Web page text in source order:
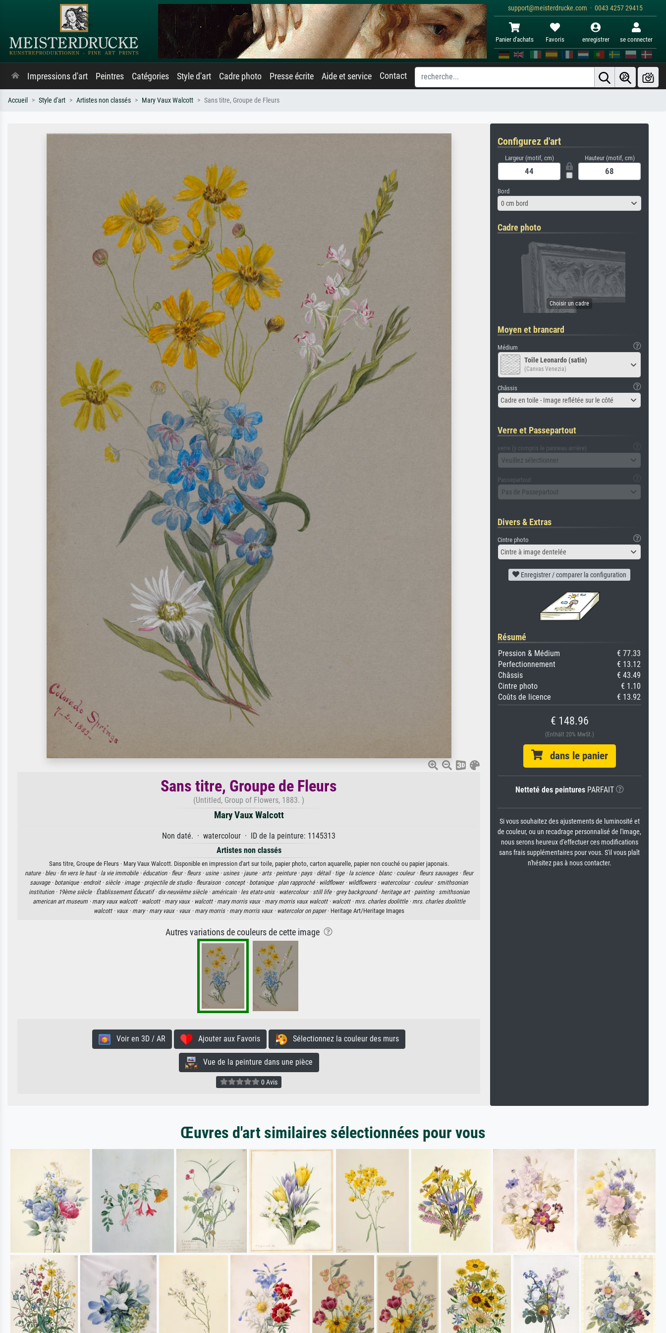
support@meisterdrucke.com · 0043 4257 29415
Panier d'achats Favoris enregistrer se connecter
Impressions d'art Peintres Catégories Style d'art Cadre photo Presse écrite Aide et service Contact
Accueil Style d'art Artistes non classés Mary Vaux Walcott Sans titre, Groupe de Fleurs
Sans titre, Groupe de Fleurs
(Untitled, Group of Flowers, 1883. )
Mary Vaux Walcott
Non daté. · watercolour · ID de la peinture: 1145313
Artistes non classés
Sans titre, Groupe de Fleurs · Mary Vaux Walcott. Disponible en impression d'art sur toile, papier photo, carton aquarelle, papier non couché ou papier japonais.
nature · bleu · fin vers le haut · la vie immobile · éducation · fleur · fleurs · usine · usines · jaune · arts · peinture · pays · détail · tige · la science · blanc · couleur · fleurs sauvages · fleur
sauvage · botanique · endroit · siècle · image · projectile de studio · fleuraison · concept · botanique · plan rapproché · wildflower · wildflowers · watercolour · couleur · smithsonian
institution · 19ème siècle · Établissement Éducatif · dix-neuvième siècle · américain · les etats-unis · watercolour · still life · grey background · heritage art · painting · smithsonian
american art museum · mary vaux walcott · walcott · mary vaux · walcott · mary morris vaux · mary morris vaux walcott · walcott · mrs. charles doolittle · mrs. charles doolittle
walcott · vaux · mary · mary vaux · vaux · mary morris · mary morris vaux · watercolor on paper· Heritage Art/Heritage Images
Autres variations de couleurs de cette image
Voir en 3D / AR Ajouter aux Favoris Sélectionnez la couleur des murs
Vue de la peinture dans une pièce
0 Avis
Configurez d'art
Largeur (motif, cm) Hauteur (motif, cm)
Bord
0 cm bord
Cadre photo
Moyen et brancard
Médium
Toile Leonardo (satin)
(Canvas Venezia)
Châssis
Cadre en toile - Image reflétée sur le côté
Verre et Passepartout
verre (y compris le panneau arrière)
Veuillez sélectionner
Passepartout
Pas de Passepartout
Divers & Extras
Cintre photo
Cintre à image dentelée
Enregistrer / comparer la configuration
Résumé
Pression & Médium
€ 77.33
Perfectionnement
€ 13.12
Châssis
€ 43.49
Cintre photo
€ 1.10
Coûts de licence
€ 13.92
€ 148.96
(Enthält 20% MwSt.)
dans le panier
Netteté des peinturesPARFAIT
Si vous souhaitez des ajustements de luminosité et
de couleur, ou un recadrage personnalisé de l'image,
nous serons heureux d'effectuer ces modifications
sans frais supplémentaires pour vous. S'il vous plaît
n'hésitez pas à nous contacter.
Œuvres d'art similaires sélectionnées pour vous